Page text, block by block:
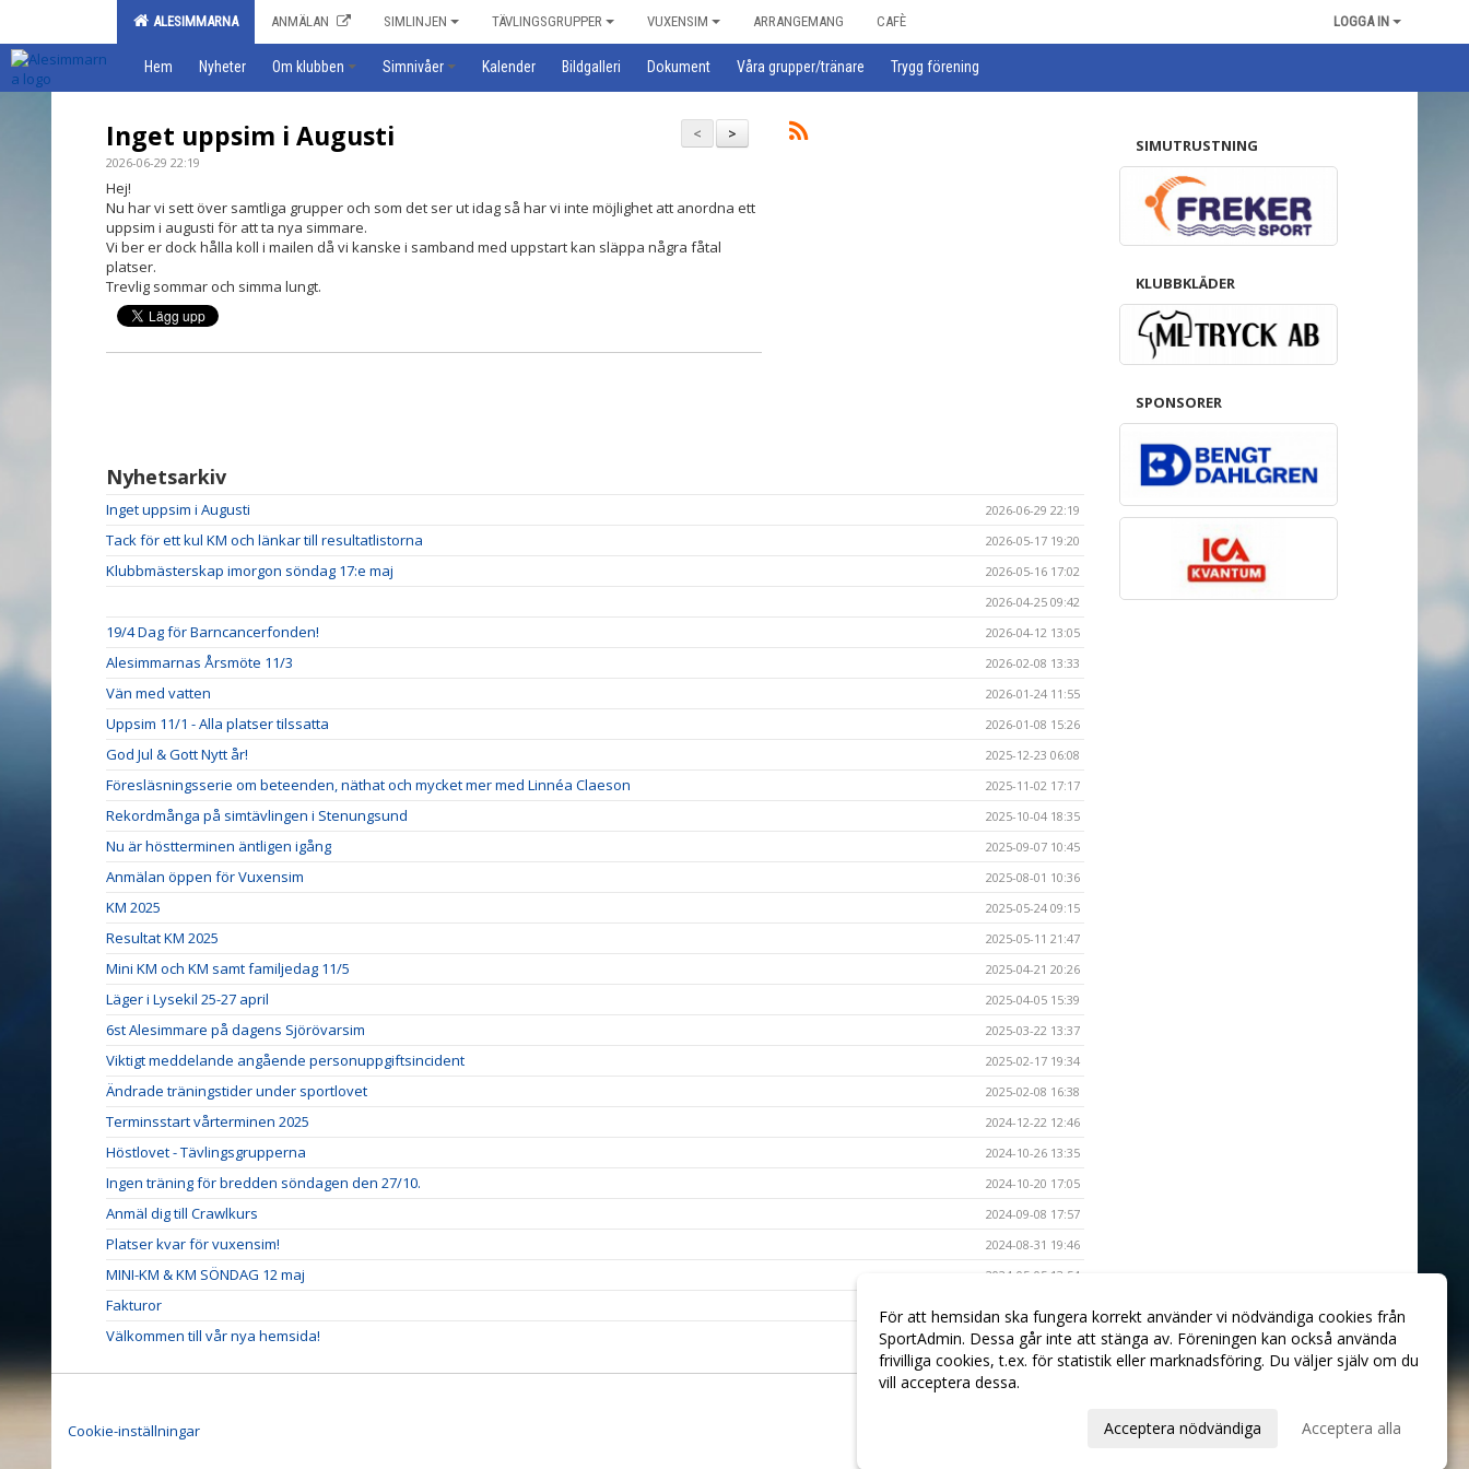
ALESIMMARNA ANMÄLAN SIMLINJEN TÄVLINGSGRUPPER VUXENSIM ARRANGEMANG CAFÈ LOGGA IN
Hem Nyheter Om klubben Simnivåer Kalender Bildgalleri Dokument Våra grupper/tränare Trygg förening
>
<
Inget uppsim i Augusti
2026-06-29 22:19
Hej!
Nu har vi sett över samtliga grupper och som det ser ut idag så har vi inte möjlighet att anordna ett
uppsim i augusti för att ta nya simmare.
Vi ber er dock hålla koll i mailen då vi kanske i samband med uppstart kan släppa några fåtal
platser.
Trevlig sommar och simma lungt.
Nyhetsarkiv
Inget uppsim i Augusti 2026-06-29 22:19
Tack för ett kul KM och länkar till resultatlistorna 2026-05-17 19:20
Klubbmästerskap imorgon söndag 17:e maj
2026-05-16 17:02
2026-04-25 09:42
19/4 Dag för Barncancerfonden! 2026-04-12 13:05
Alesimmarnas Årsmöte 11/3 2026-02-08 13:33
Vän med vatten 2026-01-24 11:55
Uppsim 11/1 - Alla platser tilssatta 2026-01-08 15:26
God Jul & Gott Nytt år! 2025-12-23 06:08
Föresläsningsserie om beteenden, näthat och mycket mer med Linnéa Claeson 2025-11-02 17:17
Rekordmånga på simtävlingen i Stenungsund 2025-10-04 18:35
Nu är höstterminen äntligen igång 2025-09-07 10:45
Anmälan öppen för Vuxensim 2025-08-01 10:36
KM 2025 2025-05-24 09:15
Resultat KM 2025 2025-05-11 21:47
Mini KM och KM samt familjedag 11/5 2025-04-21 20:26
Läger i Lysekil 25-27 april 2025-04-05 15:39
6st Alesimmare på dagens Sjörövarsim 2025-03-22 13:37
Viktigt meddelande angående personuppgiftsincident 2025-02-17 19:34
Ändrade träningstider under sportlovet 2025-02-08 16:38
Terminsstart vårterminen 2025 2024-12-22 12:46
Höstlovet - Tävlingsgrupperna 2024-10-26 13:35
Ingen träning för bredden söndagen den 27/10. 2024-10-20 17:05
Anmäl dig till Crawlkurs 2024-09-08 17:57
Platser kvar för vuxensim! 2024-08-31 19:46
MINI-KM & KM SÖNDAG 12 maj 2024-05-05 13:54
Fakturor
Välkommen till vår nya hemsida! 2023-12-22 16:12
SIMUTRUSTNING
KLUBBKLÄDER
SPONSORER
Cookie-inställningar
För att hemsidan ska fungera korrekt använder vi nödvändiga cookies från
SportAdmin. Dessa går inte att stänga av. Föreningen kan också använda
frivilliga cookies, t.ex. för statistik eller marknadsföring. Du väljer själv om du
vill acceptera dessa.
Acceptera nödvändiga Acceptera alla